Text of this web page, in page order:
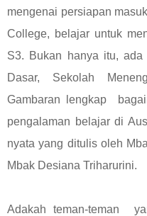
mengenai persiapan
College, belajar untuk
S3. Bukan hanya itu,
Dasar, Sekolah
Gambaran lengkap
pengalaman belajar di
nyata yang ditulis oleh
Mbak Desiana Triharurini.
Adakah teman-teman